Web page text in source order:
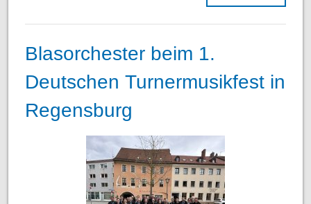
Blasorchester beim 1.
Deutschen Turnermusikfest in
Regensburg